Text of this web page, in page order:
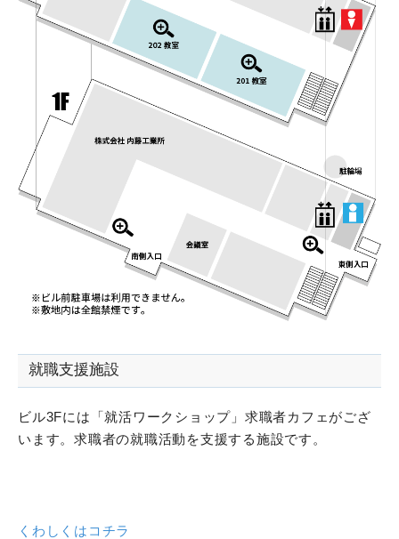
就職支援施設
ビル3Fには「就活ワークショップ」求職者カフェがござ
います。求職者の就職活動を支援する施設です。
くわしくはコチラ